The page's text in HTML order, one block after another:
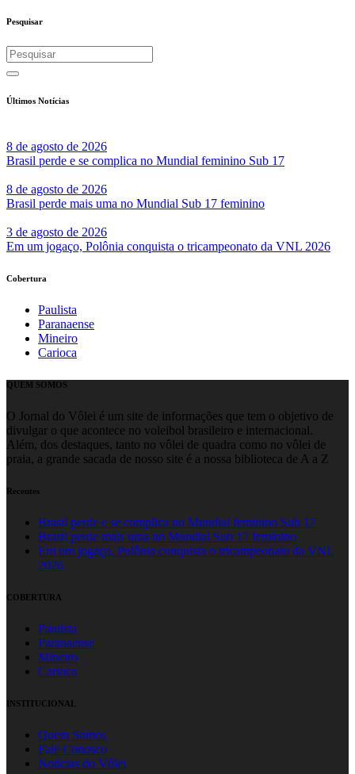
Pesquisar
Últimos Notícias
8 de agosto de 2026
Brasil perde e se complica no Mundial feminino Sub 17
8 de agosto de 2026
Brasil perde mais uma no Mundial Sub 17 feminino
3 de agosto de 2026
Em um jogaço, Polônia conquista o tricampeonato da VNL 2026
Cobertura
Paulista
Paranaense
Mineiro
Carioca
QUEM SOMOS
O Jornal do Vôlei é um site de informações que tem o objetivo de
divulgar o que acontece no voleibol brasileiro e internacional.
Além, dos destaques, tanto no vôlei de quadra como no vôlei de
praia, a grande sacada de nosso site é a nossa biblioteca de A a Z
Recentes
Brasil perde e se complica no Mundial feminino Sub 17
Brasil perde mais uma no Mundial Sub 17 feminino
Em um jogaço, Polônia conquista o tricampeonato da VNL
2026
COBERTURA
Paulista
Paranaense
Mineiro
Carioca
INSTITUCIONAL
Quem Somos
Fale Conosco
Notícias do Vôlei